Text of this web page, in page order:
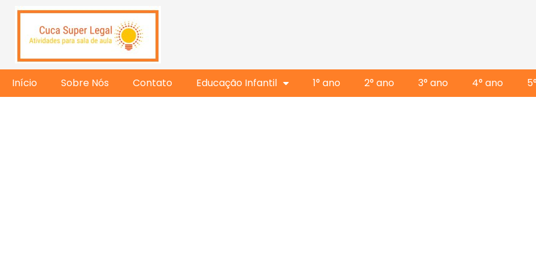
Início Sobre Nós Contato Educação Infantil 1° ano 2° ano 3° ano 4° ano